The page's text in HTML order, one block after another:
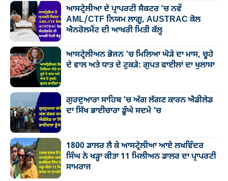
ਆਸਟ੍ਰੇਲੀਆ ਦੇ ਪ੍ਰਾਪਰਟੀ ਸੈਕਟਰ ’ਚ ਨਵੇਂ
AML/CTF ਨਿਯਮ ਲਾਗੂ, AUSTRAC ਕੋਲ
ਐਨਰੋਲਮੈਂਟ ਦੀ ਆਖਰੀ ਮਿਤੀ ਕੱਲ੍ਹ
ਆਸਟ੍ਰੇਲੀਅਨ ਭੋਜਨ ’ਚ ਮਿਲਿਆ ਘੋੜੇ ਦਾ ਮਾਸ, ਚੂਹੇ
ਦੇ ਵਾਲ ਅਤੇ ਧਾਤ ਦੇ ਟੁਕੜੇ: ਗੁਪਤ ਫਾਈਲਾਂ ਦਾ ਖੁਲਾਸਾ
ਗੁਰਦੁਆਰਾ ਸਾਹਿਬ ’ਚ ਅੱਗ ਲੱਗਣ ਕਾਰਨ ਐਡੀਲੇਡ
ਦਾ ਸਿੱਖ ਭਾਈਚਾਰਾ ਡੂੰਘੇ ਸਦਮੇ ’ਚ
1800 ਡਾਲਰ ਲੈ ਕੇ ਆਸਟ੍ਰੇਲੀਆ ਆਏ ਲਖਵਿੰਦਰ
ਸਿੰਘ ਨੇ ਖੜ੍ਹਾ ਕੀਤਾ 11 ਮਿਲੀਅਨ ਡਾਲਰ ਦਾ ਪ੍ਰਾਪਰਟੀ
ਸਾਮਰਾਜ